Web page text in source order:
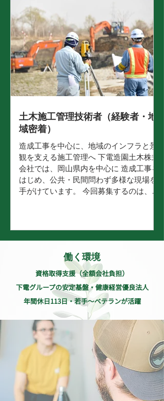
を整えています。 入社後は先輩社員に同
行しながら、現場の流れを少しずつ覚え
ていきます。 できるところからお任せ
し、3か月〜半年ほどで1現場を担当でき
るよう育成していきます。 仕事内容 岡山
県内を中心に、造園工事の現場に関わり
ながら 施工管理としての基礎を身につけ
ていきます。 入社後にお任せする業務
業者との連絡・調整 現場の写真整理、書
類のサポート 先輩の現場管理の補助（安
全・工程・品質など） 慣れてきたら、施
工管理として 工程管理・進捗管理・各所
との打ち合わせなども段階的に担当しま
す。 （トラック・乗用車／業務使用） こ
の仕事の魅力...
土木施工管理技術者（経験者・地
域密着）
造成工事を中心に、地域のインフラと景
観を支える施工管理へ 下電造園土木株式
会社では、岡山県内を中心に 造成工事を
はじめ、公共・民間問わず多様な現場を
手がけています。 今回募集するのは、土
構・緑化も展開しているため、 希望や適
性に応じて 「造成＋造園」など幅広い現
場経験を積めるのも特長です。 地域の景
観・インフラ整備を支える、やりがいの
大きい仕事です。 （トラック・乗用車／
業務使用） 仕事内容 造成工事を中心に、
公共・民間を問わず多様な現場の施工管
理業務をお任せします。 主な業務内容 機
材・材料の手配 協力会社の手配・管理 工
程・品質・安全・原価管理 関係書類の作
成（写真整理、報告書類 等） 関係各所と
の打ち合わせ・調整 ※変更範囲：変更な
し この仕事の魅力 公共・民間の多彩な案
働く環境
資格取得支援（全額会社負担）
下電グループの安定基盤・健康経営優良法人
年間休日113日・若手〜ベテランが活躍